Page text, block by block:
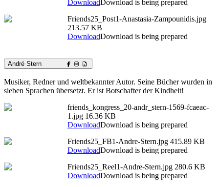
Download Download is being prepared
Friends25_Post1-Anastasia-Zampounidis.jpg
213.57 KB
DownloadDownload is being prepared
André Stern
Musiker, Redner und weltbekannter Autor. Seine Bücher wurden in
sieben Sprachen übersetzt. Er ist Botschafter der Kindheit!
friends_kongress_20-andr_stern-1569-fcaeac-
1.jpg 16.36 KB
DownloadDownload is being prepared
Friends25_FB1-Andre-Stern.jpg 415.89 KB
DownloadDownload is being prepared
Friends25_Reel1-Andre-Stern.jpg 280.6 KB
DownloadDownload is being prepared